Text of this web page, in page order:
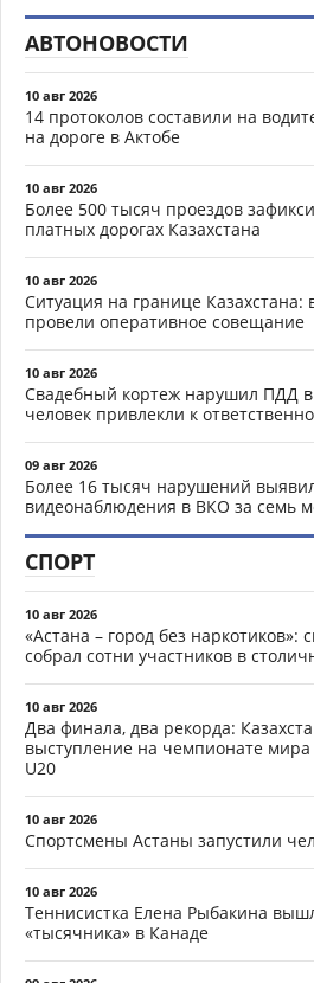
АВТОНОВОСТИ
10 авг 2026
14 протоколов составили на
на дороге в Актобе
10 авг 2026
Более 500 тысяч проездов
платных дорогах Казахстана
10 авг 2026
Ситуация на границе Казахстана:
провели оперативное совещание
10 авг 2026
Свадебный кортеж нарушил ПДД в
человек привлекли к
09 авг 2026
Более 16 тысяч нарушений
видеонаблюдения в ВКО за семь
СПОРТ
10 авг 2026
«Астана – город без
собрал сотни участников в
10 авг 2026
Два финала, два рекорда:
выступление на чемпионате мира
U20
10 авг 2026
Спортсмены Астаны запустили
10 авг 2026
Теннисистка Елена Рыбакина
«тысячника» в Канаде